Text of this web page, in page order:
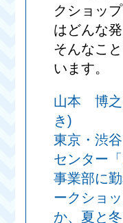
クショッ
はどんな
そんなこ
います。
山本 博
き)
東京・渋
センター
事業部に
ークショ
か、夏と